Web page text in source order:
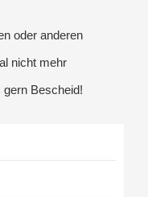
oder anderen
nicht mehr
gern Bescheid!